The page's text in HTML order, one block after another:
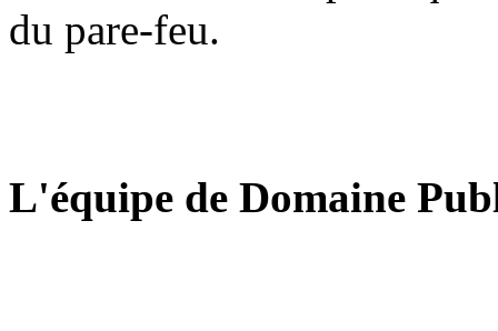
du pare-feu.
L'équipe de Domaine